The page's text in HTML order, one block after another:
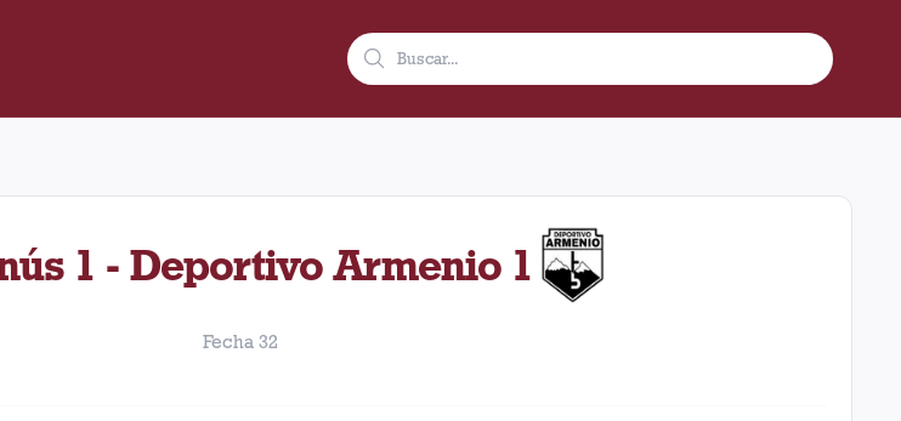
disputado el Sábado, 14 de febrero de 1987 en condición de local en el estadio Ciudad De
1 - Deportivo Armenio 1
Fecha 32